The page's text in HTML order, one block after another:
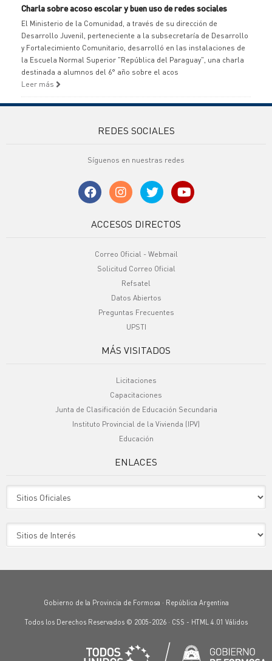
Charla sobre acoso escolar y buen uso de redes sociales
El Ministerio de la Comunidad, a través de su dirección de
Desarrollo Juvenil, perteneciente a la subsecretaría de Desarrollo
y Fortalecimiento Comunitario, desarrolló en las instalaciones de
la Escuela Normal Superior "República del Paraguay", una charla
destinada a alumnos del 6° año sobre el acos
Leer más
REDES SOCIALES
Síguenos en nuestras redes
ACCESOS DIRECTOS
Correo Oficial - Webmail
Solicitud Correo Oficial
Refsatel
Datos Abiertos
Preguntas Frecuentes
UPSTI
MÁS VISITADOS
Licitaciones
Capacitaciones
Junta de Clasificación de Educación Secundaria
Instituto Provincial de la Vivienda (IPV)
Educación
ENLACES
Gobierno de la Provincia de Formosa · República Argentina
Todos los Derechos Reservados © 2005-2026 · CSS - HTML 4.01 Válidos